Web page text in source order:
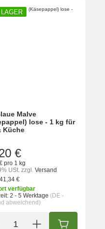
Malve
lose - 1 kg für
Küche
€
pro 1 kg
USt. zzgl. Versand
41,34 €
verfügbar
2 - 5 Werktage (DE -
abweichend)
IN DEN